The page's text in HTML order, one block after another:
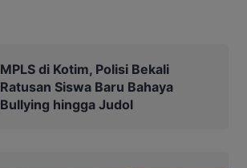
MPLS di Kotim, Polisi Bekali
Ratusan Siswa Baru Bahaya
Bullying hingga Judol